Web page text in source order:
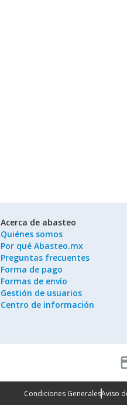
Acerca de abasteo
Quiénes somos
Por qué Abasteo.mx
Preguntas frecuentes
Forma de pago
Formas de envío
Gestión de usuarios
Centro de información
Condiciones GeneralesAviso